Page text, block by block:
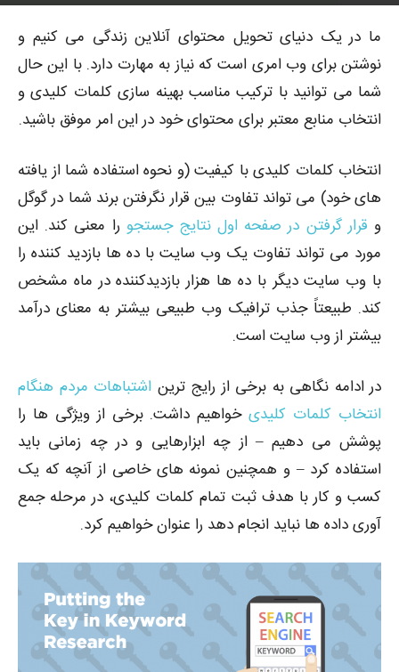
ما در یک دنیای تحویل محتوای آنلاین زندگی می کنیم و
نوشتن برای وب امری است که نیاز به مهارت دارد. با این حال
شما می توانید با ترکیب مناسب بهینه سازی کلمات کلیدی و
انتخاب منابع معتبر برای محتوای خود در این امر موفق باشید.
انتخاب کلمات کلیدی با کیفیت (و نحوه استفاده شما از یافته
های خود) می تواند تفاوت بین قرار نگرفتن برند شما در گوگل
و قرار گرفتن در صفحه اول نتایج جستجو را معنی کند. این
مورد می تواند تفاوت یک وب سایت با ده ها بازدید کننده را
با وب سایت دیگر با ده ها هزار بازدیدکننده در ماه مشخص
کند. طبیعتاً جذب ترافیک وب طبیعی بیشتر به معنای درآمد
بیشتر از وب سایت است.
در ادامه نگاهی به برخی از رایج ترین اشتباهات مردم هنگام
انتخاب کلمات کلیدیخواهیم داشت. برخی از ویژگی ها را
پوشش می دهیم – از چه ابزارهایی و در چه زمانی باید
استفاده کرد – و همچنین نمونه های خاصی از آنچه که یک
کسب و کار با هدف ثبت تمام کلمات کلیدی، در مرحله جمع
آوری داده ها نباید انجام دهد را عنوان خواهیم کرد.